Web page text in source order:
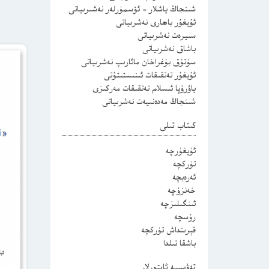
شىنجاڭ ياشلار – ئۆسمۈرلەر نەشىرىياتى
ئۇيغۇر باھارى نەشرىياتى
سىيرەت نەشرىياتى
باشاق نەشرىياتى
سۇتۇق بۇغراخان مائارىپ نەشرىياتى
ئۇيغۇر تەتقىقات ئىنىستىتۇتى
ياۋرۇپا ئىسلام تەتقىقات مەركىزى
شىنجاڭ مەدەنىيەت نەشرىياتى
كىتاب تىلى
ئۇيغۇرچە
تۈركچە
ئەرەبچە
خەنزۇچە
ئىنگىلىزچە
رۇسچە
قېرىنداش تۈركچە
باشقا تىلدا